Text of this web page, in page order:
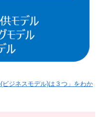
(ビジネスモデル)は３つ」をわか